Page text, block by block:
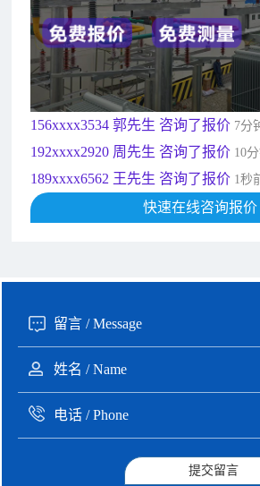
190xxxx3508 徐女士 咨询了报价5秒
135xxxx6654 张先生 咨询了报价1分
181xxxx7531 苟先生 咨询了报价
182xxxx4350 秦女士 咨询了报价7分
156xxxx3534 郭先生 咨询了报价 7分
192xxxx2920 周先生 咨询了报价 10
189xxxx6562 王先生 咨询了报价 1秒
190xxxx3508 徐女士 咨询了报价5秒前
快速在线咨询报价
提交留言